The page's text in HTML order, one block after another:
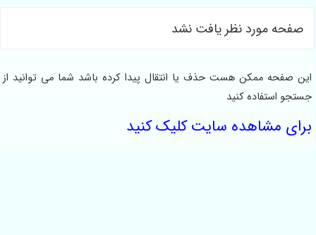
صفحه مورد نظر یافت نشد
این صفحه ممکن هست حذف یا انتقال پیدا کرده باشد شما می توانید از
جستجو استفاده کنید
برای مشاهده سایت کلیک کنید